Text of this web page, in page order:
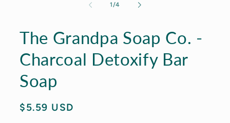
1/of
4
The Grandpa Soap Co. -
Charcoal Detoxify Bar
Soap
Regular
$5.59 USD